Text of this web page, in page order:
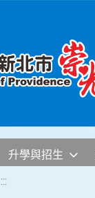
升學與招生
:::